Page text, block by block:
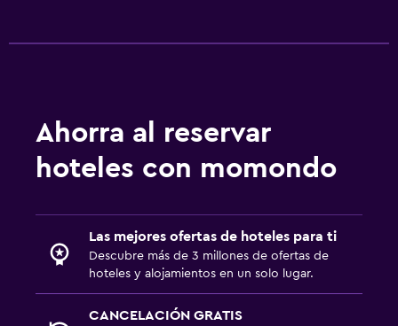
Ahorra al reservar
hoteles con momondo
Las mejores ofertas de hoteles para ti
Descubre más de 3 millones de ofertas de
hoteles y alojamientos en un solo lugar.
CANCELACIÓN GRATIS